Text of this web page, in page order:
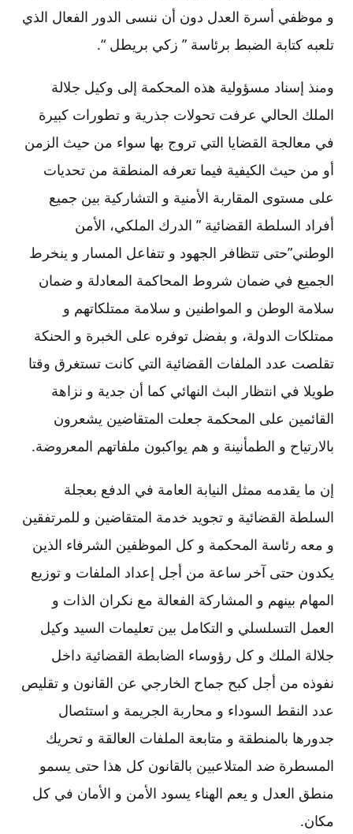
و موظفي أسرة العدل دون أن ننسى الدور الفعال الذي
تلعبه كتابة الضبط برئاسة ” زكي بريطل “.
ومنذ إسناد مسؤولية هذه المحكمة إلى وكيل جلالة
الملك الحالي عرفت تحولات جذرية و تطورات كبيرة
في معالجة القضايا التي تروج بها سواء من حيث الزمن
أو من حيث الكيفية فيما تعرفه المنطقة من تحديات
على مستوى المقاربة الأمنية و التشاركية بين جميع
أفراد السلطة القضائية ” الدرك الملكي، الأمن
الوطني”حتى تتظافر الجهود و تتفاعل المسار و ينخرط
الجميع في ضمان شروط المحاكمة المعادلة و ضمان
سلامة الوطن و المواطنين و سلامة ممتلكاتهم و
ممتلكات الدولة، و بفضل توفره على الخبرة و الحنكة
تقلصت عدد الملفات القضائية التي كانت تستغرق وقتا
طويلا في انتظار البث النهائي كما أن جدية و نزاهة
القائمين على المحكمة جعلت المتقاضين يشعرون
بالارتياح و الطمأنينة و هم يواكبون ملفاتهم المعروضة.
إن ما يقدمه ممثل النيابة العامة في الدفع بعجلة
السلطة القضائية و تجويد خدمة المتقاضين و للمرتفقين
و معه رئاسة المحكمة و كل الموظفين الشرفاء الذين
يكدون حتى آخر ساعة من أجل إعداد الملفات و توزيع
المهام بينهم و المشاركة الفعالة مع نكران الذات و
العمل التسلسلي و التكامل بين تعليمات السيد وكيل
جلالة الملك و كل رؤوساء الضابطة القضائية داخل
نفوذه من أجل كبح جماح الخارجي عن القانون و تقليص
عدد النقط السوداء و محاربة الجريمة و استئصال
جدورها بالمنطقة و متابعة الملفات العالقة و تحريك
المسطرة ضد المتلاعبين بالقانون كل هذا حتى يسمو
منطق العدل و يعم الهناء يسود الأمن و الأمان في كل
مكان.